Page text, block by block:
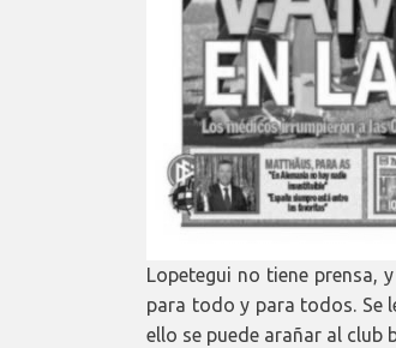
Lopetegui no tiene prensa,
para todo y para todos. Se
ello se puede arañar al club